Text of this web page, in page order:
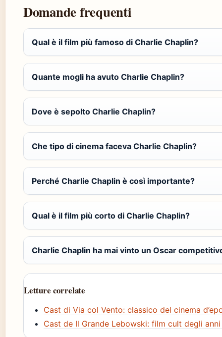
Domande frequenti
Qual è il film più famoso di Charlie Chaplin?
Quante mogli ha avuto Charlie Chaplin?
Dove è sepolto Charlie Chaplin?
Che tipo di cinema faceva Charlie Chaplin?
Perché Charlie Chaplin è così importante?
Qual è il film più corto di Charlie Chaplin?
Charlie Chaplin ha mai vinto un Oscar
Letture correlate
Cast di Via col Vento: classico del cinema
Cast de Il Grande Lebowski: film cult degli anni